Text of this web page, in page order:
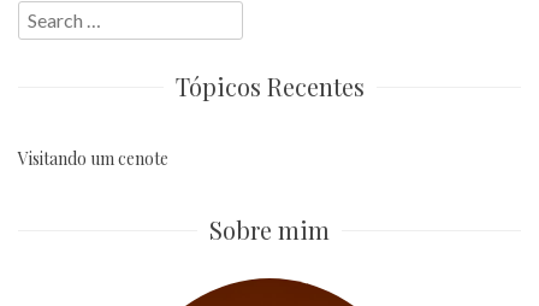
Search
for:
Tópicos Recentes
Visitando um cenote
Sobre mim